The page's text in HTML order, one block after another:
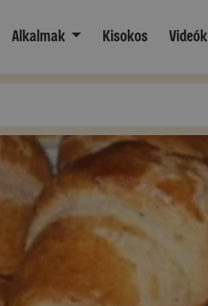
Alkalmak Kisokos Videók